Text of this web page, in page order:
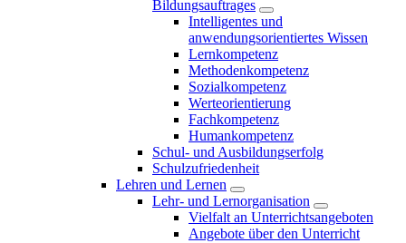
Bildungsauftrages
Intelligentes und
anwendungsorientiertes Wissen
Lernkompetenz
Methodenkompetenz
Sozialkompetenz
Werteorientierung
Fachkompetenz
Humankompetenz
Schul- und Ausbildungserfolg
Schulzufriedenheit
Lehren und Lernen
Lehr- und Lernorganisation
Vielfalt an Unterrichtsangeboten
Angebote über den Unterricht